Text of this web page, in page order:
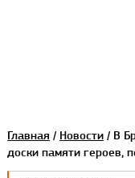
Главная / Новости/ В
доски памяти героев,